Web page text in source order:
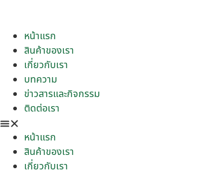
หน้าแรก
สินค้าของเรา
เกี่ยวกับเรา
บทความ
ข่าวสารและกิจกรรม
ติดต่อเรา
หน้าแรก
สินค้าของเรา
เกี่ยวกับเรา